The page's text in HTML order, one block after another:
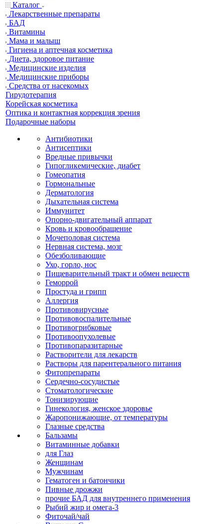
Каталог
Лекарственные препараты
БАД
Витамины
Мама и малыш
Гигиена и аптечная косметика
Диета, здоровое питание
Медицинские изделия
Медицинские приборы
Средства от насекомых
Гирудотерапия
Корейская косметика
Оптика и контактная коррекция зрения
Подарочные наборы
Антибиотики
Антисептики
Вредные привычки
Гипогликемические, диабет
Гомеопатия
Гормональные
Дерматология
Дыхательная система
Иммунитет
Опорно-двигательный аппарат
Кровь и кровообращение
Мочеполовая система
Нервная система, мозг
Обезболивающие
Ухо, горло, нос
Пищеварительный тракт и обмен веществ
Геморрой
Простуда и грипп
Аллергия
Противовирусные
Противовоспалительные
Противогрибковые
Противоопухолевые
Противопаразитарные
Растворители для лекарств
Растворы для парентерального питания
Фитопрепараты
Сердечно-сосудистые
Стоматологические
Тонизирующие
Гинекология, женское здоровье
Жаропонижающие, от температуры
Глазные средства
Бальзамы
Витаминные добавки
для Глаз
Женщинам
Мужчинам
Гематоген и батончики
Пивные дрожжи
прочие БАД для внутреннего применения
Рыбий жир и омега-3
Фиточай/чай